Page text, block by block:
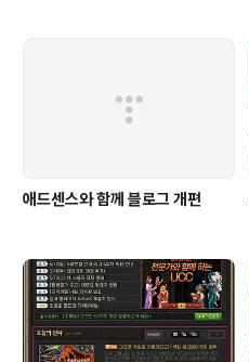
애드센스와 함께 블로그 개편